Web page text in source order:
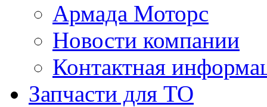
Армада Моторс
Новости компании
Контактная
Запчасти для ТО